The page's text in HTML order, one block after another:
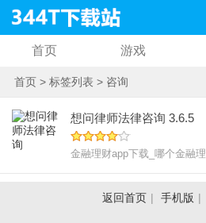
首页 游戏
首页> 标签列表 > 咨询
想问律师法律咨询 3.6.5
返回首页 | 手机版 |